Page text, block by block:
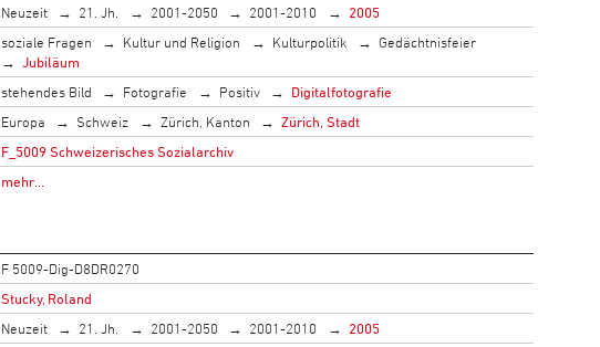
Neuzeit 21. Jh. 2001-2050 2001-2010
2005
soziale Fragen Kultur und Religion Kulturpolitik
Gedächtnisfeier
Jubiläum
stehendes Bild Fotografie Positiv
Digitalfotografie
Europa Schweiz Zürich, Kanton
Zürich, Stadt
F_5009 Schweizerisches Sozialarchiv
mehr…
F 5009-Dig-D8DR0270
Stucky, Roland
Neuzeit 21. Jh. 2001-2050 2001-2010
2005